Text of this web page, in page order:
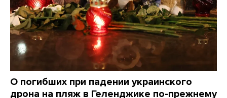
О погибших при падении украинского
дрона на пляж в Геленджике по-прежнему